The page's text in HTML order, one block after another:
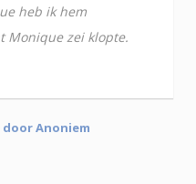
heb ik hem
Monique zei klopte.
door Anoniem